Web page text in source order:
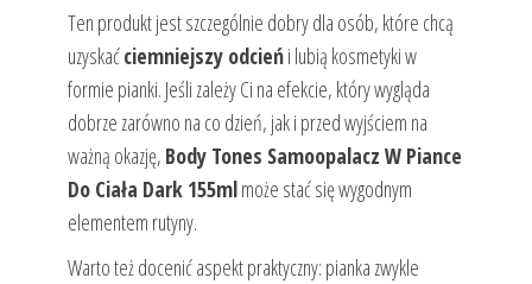
Ten produkt jest szczególnie dobry dla osób, które chcą
uzyskaćciemniejszy odcieńi lubią kosmetyki w
formie pianki. Jeśli zależy Ci na efekcie, który wygląda
dobrze zarówno na co dzień, jak i przed wyjściem na
ważną okazję, Body Tones Samoopalacz W Piance
Do Ciała Dark 155mlmoże stać się wygodnym
elementem rutyny.
Warto też docenić aspekt praktyczny: pianka zwykle